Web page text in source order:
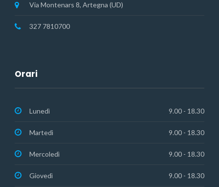
Via Montenars 8, Artegna (UD)
327 7810700
Orari
Lunedì 9.00 - 18.30
Martedì 9.00 - 18.30
Mercoledì 9.00 - 18.30
Giovedì 9.00 - 18.30